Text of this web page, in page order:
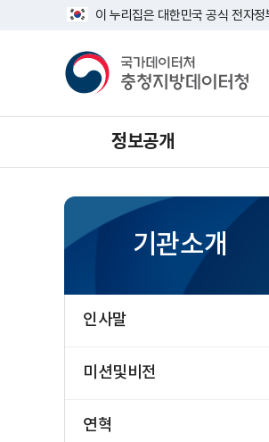
이 누리집은 대한민국 공식 전자
방
정보공개
기관소개
인사말
미션및비전
연혁